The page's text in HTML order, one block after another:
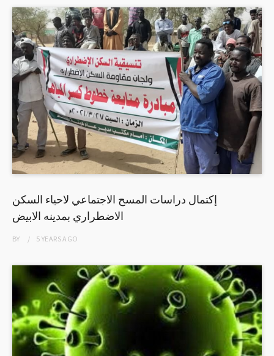
إكتمال دراسات المسح الاجتماعي لاحياء السكن
الاضطراري بمدينه الابيض
BY 5 YEARSAGO